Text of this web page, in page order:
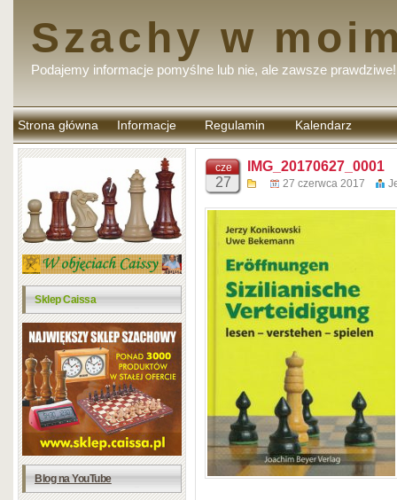
Szachy w
Podajemy informacje pomyślne lub nie, ale zawsze prawdziwe!
Strona główna Informacje Regulamin
komentarzy
Kalendarz
Sklep Caissa
Blog na YouTube
cze
27
IMG_20170627_0001
27 czerwca 2017